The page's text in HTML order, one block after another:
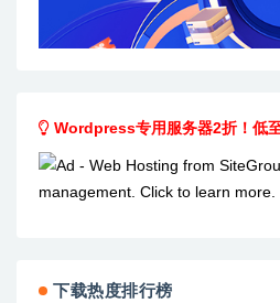
Wordpress专用服务器2折！低
下载热度排行榜